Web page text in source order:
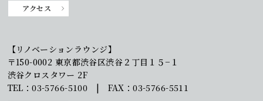
アクセス
【リノベーションラウンジ】
〒150-0002 東京都渋谷区渋谷２丁目１５−１
渋谷クロスタワー 2F
TEL：03-5766-5100 | FAX：03-5766-5511